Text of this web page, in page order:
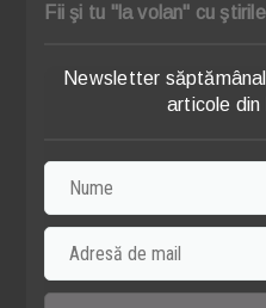
Fii şi tu "la volan" cu
Newsletter
articole din